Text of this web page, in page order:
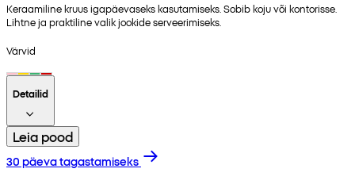
Keraamiline kruus igapäevaseks kasutamiseks. Sobib koju või kontorisse.
Lihtne ja praktiline valik jookide serveerimiseks.
Värvid
Detailid
Leia pood
30 päeva tagastamiseks